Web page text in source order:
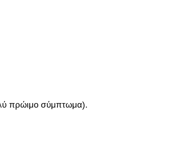
πρώιμο σύμπτωμα).